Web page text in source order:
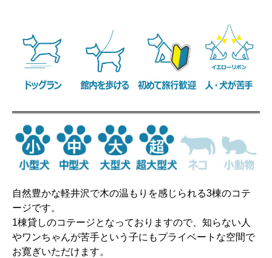
自然豊かな軽井沢で木の温もりを感じられる3棟のコテ
ージです。
1棟貸しのコテージとなっておりますので、知らない人
やワンちゃんが苦手という子にもプライベートな空間で
お寛ぎいただけます。